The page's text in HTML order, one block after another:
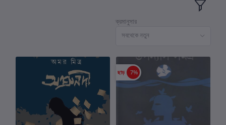
ক্রমানুসার
সবথেকে নতুন
ছাড় 7%